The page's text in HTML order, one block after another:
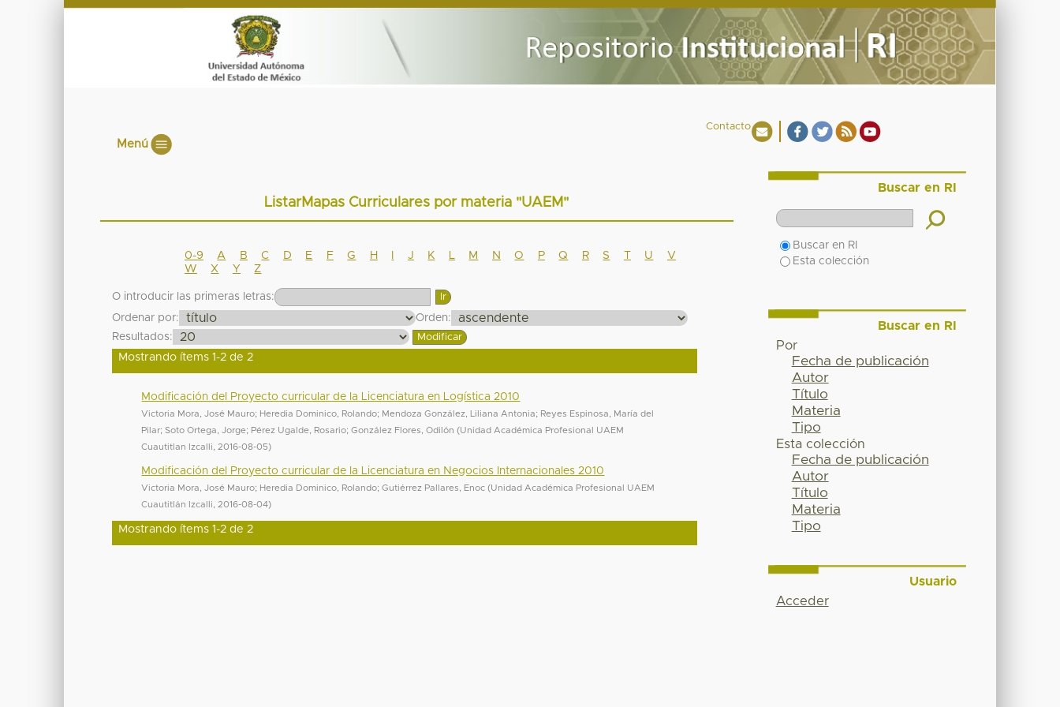
Contacto
Menú
ListarMapas Curriculares por materia "UAEM"
0-9 A B C D E F G H J K M N O P Q R S T U
V
W
X Y Z
O introducir las primeras letras:
Ordenar por:
Orden:
Resultados:
Mostrando ítems 1-2 de 2
Modificación del Proyecto curricular de la Licenciatura en Logística 2010
Victoria Mora, José Mauro; Heredia Dominico, Rolando; Mendoza González, Liliana Antonia; Reyes Espinosa, María del
Pilar;Soto Ortega, Jorge; Pérez Ugalde, Rosario;González Flores, Odilón (Unidad Académica Profesional UAEM
Cuautitlan Izcalli
2016-08-05)
Modificación del Proyecto curricular de la Licenciatura en Negocios Internacionales 2010
Victoria Mora, José Mauro; Heredia Dominico, Rolando;Gutiérrez Pallares, Enoc (Unidad Académica Profesional UAEM
Cuautitlán Izcalli
2016-08-04)
Mostrando ítems 1-2 de 2
Buscar en RI
Buscar en RI
Esta colección
Buscar en RI
Por
Fecha de publicación
Autor
Título
Materia
Tipo
Esta colección
Fecha de publicación
Autor
Título
Materia
Tipo
Usuario
Acceder